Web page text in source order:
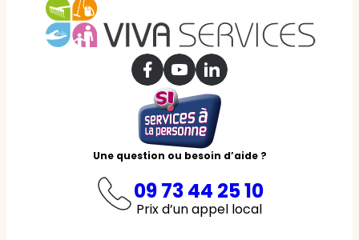
Une question ou besoin d’aide ?
09 73 44 25 10
Prix d’un appel local